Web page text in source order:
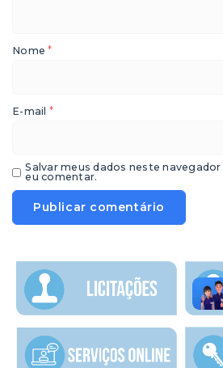
Nome*
E-mail *
Salvar meus dados neste
eu comentar.